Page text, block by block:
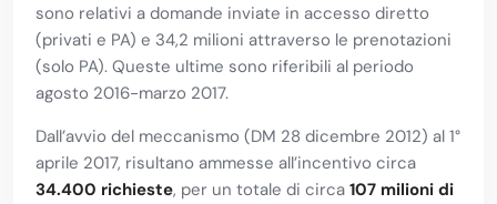
sono relativi a domande inviate in accesso diretto
(privati e PA) e 34,2 milioni attraverso le prenotazioni
(solo PA). Queste ultime sono riferibili al periodo
agosto 2016-marzo 2017.
Dall’avvio del meccanismo (DM 28 dicembre 2012) al 1°
aprile 2017, risultano ammesse all’incentivo circa
34.400 richieste, per un totale di circa 107 milioni di